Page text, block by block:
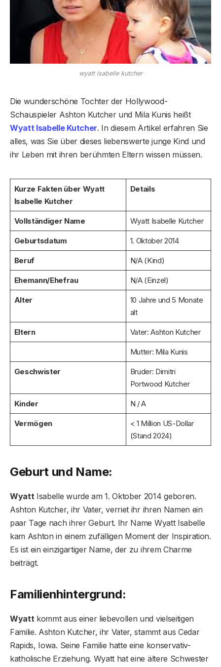
wyatt isabelle kutcher
Die wunderschöne Tochter der Hollywood-
Schauspieler Ashton Kutcher und Mila Kunis heißt
Wyatt Isabelle Kutcher. In diesem Artikel erfahren Sie
alles, was Sie über dieses liebenswerte junge Kind und
ihr Leben mit ihren berühmten Eltern wissen müssen.
Kurze Fakten über Wyatt
Isabelle Kutcher
Details
Vollständiger Name Wyatt Isabelle Kutcher
Geburtsdatum 1. Oktober 2014
Beruf N/A (Kind)
Ehemann/Ehefrau N/A (Einzel)
Alter
10 Jahre und 5 Monate
alt
Eltern Vater: Ashton Kutcher
Mutter: Mila Kunis
Geschwister
Bruder: Dimitri
Portwood Kutcher
Kinder N / A
Vermögen
< 1 Million US-Dollar
(Stand 2024)
Geburt und Name:
Wyatt Isabelle wurde am 1. Oktober 2014 geboren.
Ashton Kutcher, ihr Vater, verriet ihr ihren Namen ein
paar Tage nach ihrer Geburt. Ihr Name Wyatt Isabelle
kam Ashton in einem zufälligen Moment der Inspiration.
Es ist ein einzigartiger Name, der zu ihrem Charme
beiträgt.
Familienhintergrund:
Wyatt kommt aus einer liebevollen und vielseitigen
Familie. Ashton Kutcher, ihr Vater, stammt aus Cedar
Rapids, Iowa. Seine Familie hatte eine konservativ-
katholische Erziehung. Wyatt hat eine ältere Schwester